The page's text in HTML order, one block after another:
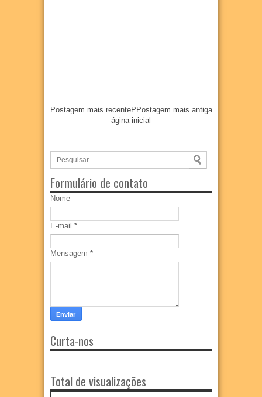
Postagem mais recente Postagem mais antiga
P
ágina inicial
Formulário de contato
Nome
E-mail *
Mensagem *
Curta-nos
Total de visualizações